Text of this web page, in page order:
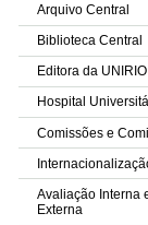
Arquivo Central
Biblioteca Central
Editora da UNIRIO
Hospital
Comissões e
Avaliação Interna
Externa